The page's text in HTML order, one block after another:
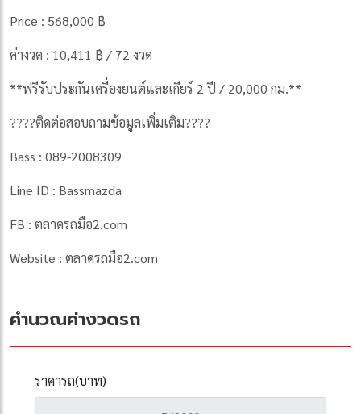
Price : 568,000 ฿
ค่างวด : 10,411 ฿ / 72 งวด
**ฟรีรับประกันเครื่องยนต์และเกียร์ 2 ปี / 20,000 กม.**
????ติดต่อสอบถามข้อมูลเพิ่มเติม????
Bass : 089-2008309
Line ID : Bassmazda
FB : ตลาดรถมือ2.com
Website : ตลาดรถมือ2.com
คำนวณค่างวดรถ
ราคารถ(บาท)